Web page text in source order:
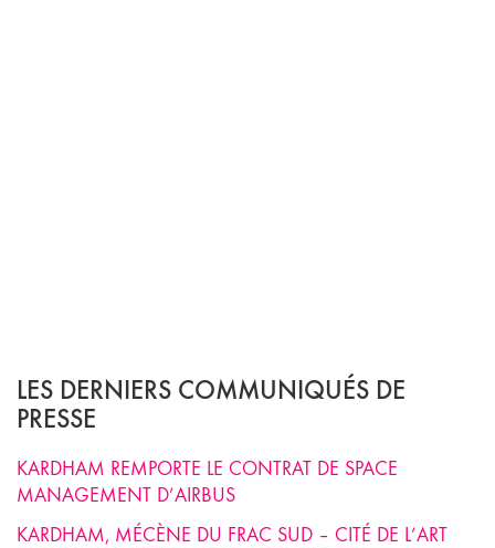
LES DERNIERS COMMUNIQUÉS DE
PRESSE
KARDHAM REMPORTE LE CONTRAT DE SPACE
MANAGEMENT D’AIRBUS
KARDHAM, MÉCÈNE DU FRAC SUD – CITÉ DE L’ART